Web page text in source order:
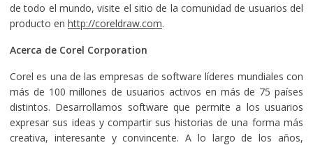
de todo el mundo, visite el sitio de la comunidad de usuarios del
producto en http://coreldraw.com.
Acerca de Corel Corporation
Corel es una de las empresas de software líderes mundiales con
más de 100 millones de usuarios activos en más de 75 países
distintos. Desarrollamos software que permite a los usuarios
expresar sus ideas y compartir sus historias de una forma más
creativa, interesante y convincente. A lo largo de los años,